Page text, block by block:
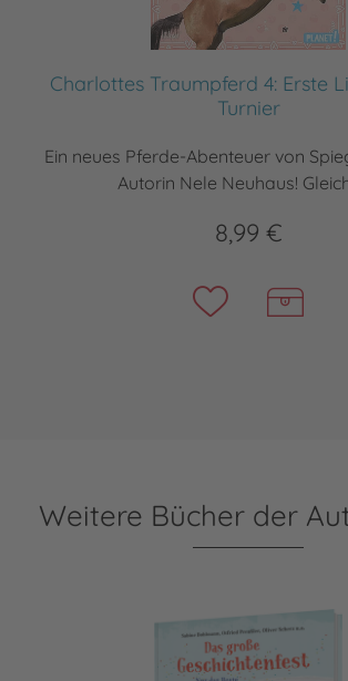
Charlottes Traumpferd 4: Erste
Turnier
Ein neues Pferde-Abenteuer von
Autorin Nele Neuhaus!
8,99 €
Weitere Bücher der